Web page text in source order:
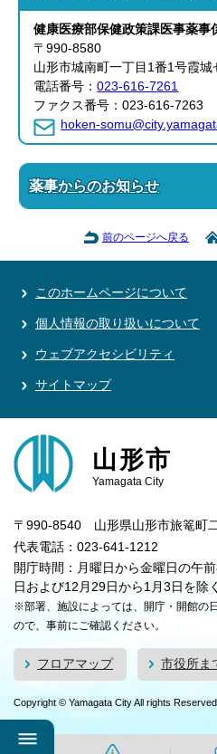
健康医療部保健政策課医事薬事
〒990-8580
山形市城南町一丁目1番1号霞城
電話番号：023-616-7261
ファクス番号：023-616-7263
hoken-
薬事からのお知らせ
前のページへ戻る
このホームページについて
個人情報の取り扱いについて
ウェブアクセシビリティ
サイトマップ
山形市
Yamagata City
〒990-8540 山形県山形市旅篭町
代表電話：023-641-1212
開庁時間：月曜日から金曜日の午
日および12月29日から1月3日を除
※部署、施設によっては、開庁・開館の
ので、事前にご確認ください。
フロアマップ 市役所ま
Copyright © Yamagata City All rights Reserved.